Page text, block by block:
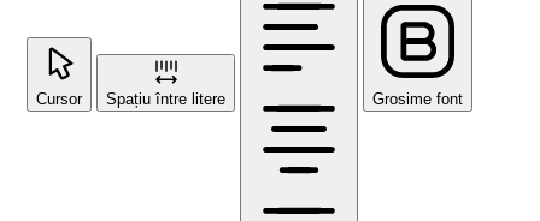
Cursor Spațiu între litere Grosime font